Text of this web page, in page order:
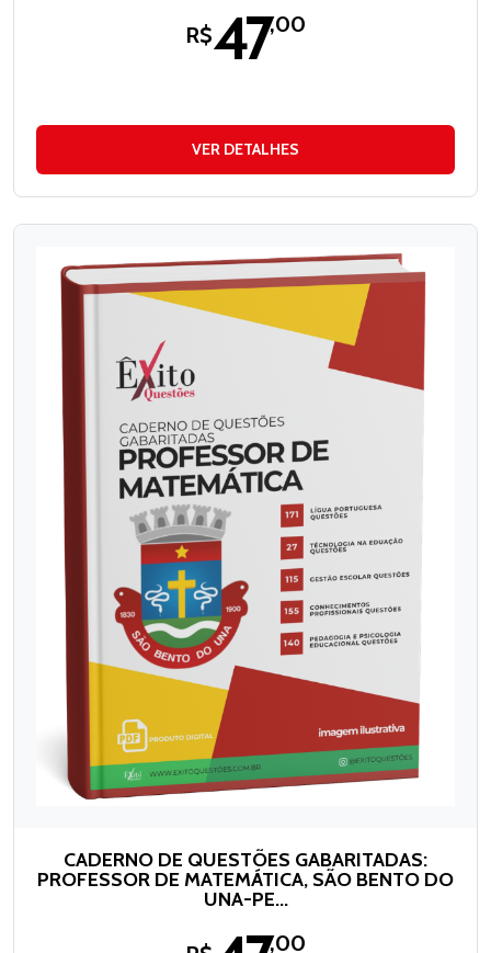
R$47,00
VER DETALHES
CADERNO DE QUESTÕES GABARITADAS:
PROFESSOR DE MATEMÁTICA, SÃO BENTO DO
UNA-PE...
,00